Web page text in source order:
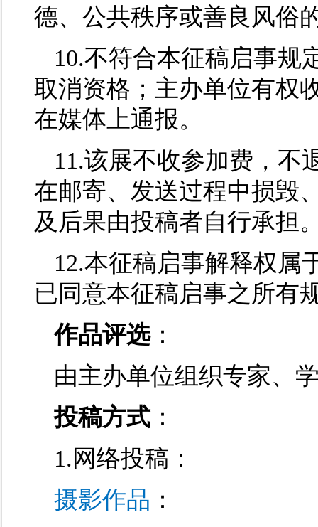
德、公共秩序或善良风俗
10.不符合本征稿启事规
取消资格；主办单位有权
在媒体上通报。
11.该展不收参加费，不
在邮寄、发送过程中损毁
及后果由投稿者自行承担
12.本征稿启事解释权属
已同意本征稿启事之所有
作品评选：
由主办单位组织专家、
投稿方式 ：
1.网络投稿：
摄影作品 ：